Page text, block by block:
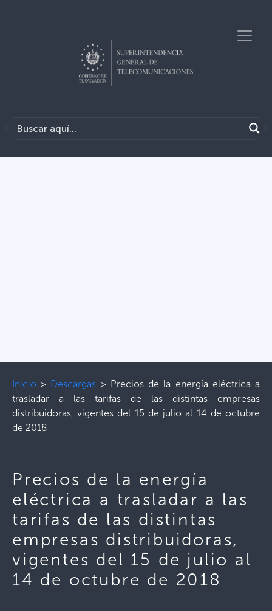
Inicio > Descargas > Precios de la energía eléctrica a
trasladar a las tarifas de las distintas empresas
distribuidoras, vigentes del 15 de julio al 14 de octubre
de 2018
Precios de la energía
eléctrica a trasladar a las
tarifas de las distintas
empresas distribuidoras,
vigentes del 15 de julio al
14 de octubre de 2018